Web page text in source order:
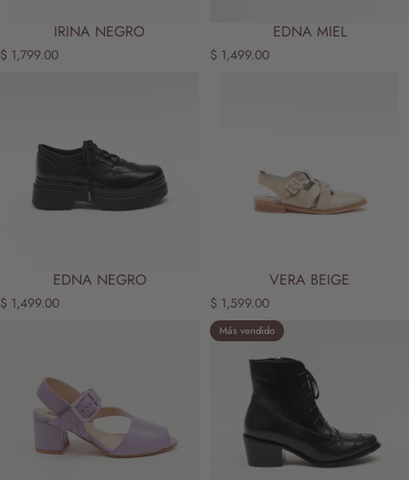
IRINA NEGRO
$ 1,799.00
EDNA MIEL
$ 1,499.00
EDNA NEGRO
$ 1,499.00
VERA BEIGE
$ 1,599.00
5.0
Más vendido